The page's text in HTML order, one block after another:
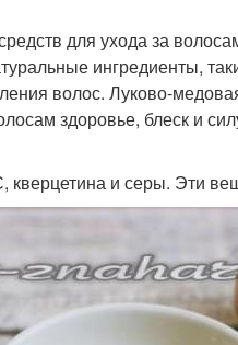
для ухода за
ингредиенты,
волос. Луково-
здоровье, блеск и
и серы. Эти